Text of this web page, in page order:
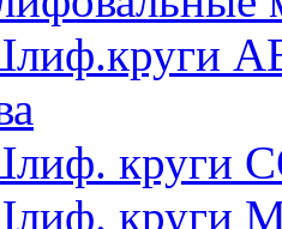
круги
круги